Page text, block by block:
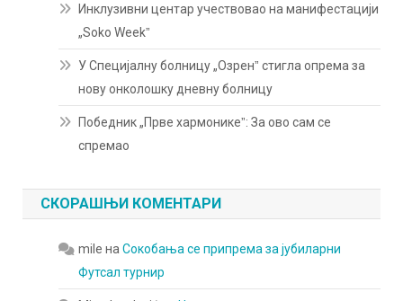
Инклузивни центар учествовао на манифестацији
„Soko Weekˮ
У Специјалну болницу „Озренˮ стигла опрема за
нову онколошку дневну болницу
Победник „Прве хармоникеˮ: За ово сам се
спремао
СКОРАШЊИ КОМЕНТАРИ
mile наСокобања се припрема за јубиларни
Футсал турнир